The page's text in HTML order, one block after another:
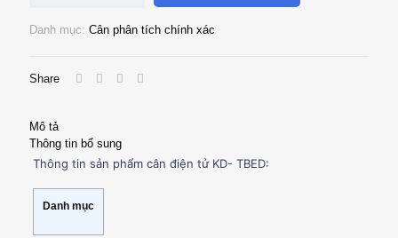
TBED
giá
nhất
số
lượng
Danh mục: Cân phân tích chính xác
Share
Mô tả
Thông tin bổ sung
Thông tin sản phẩm cân điện tử KD- TBED:
Danh mục